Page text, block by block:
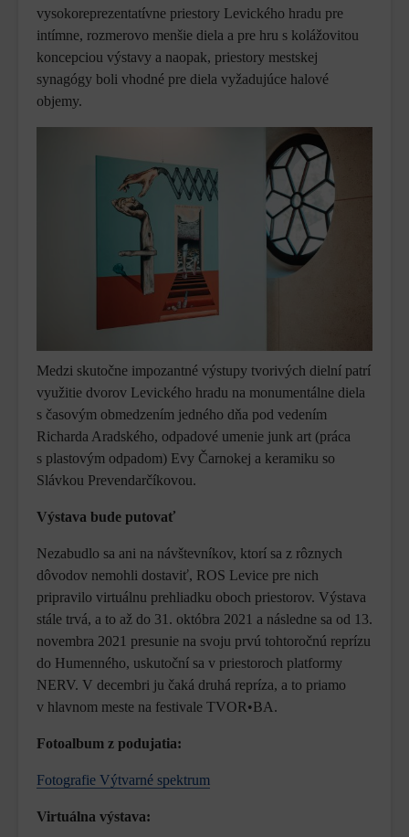
vysokoreprezentatívne priestory Levického hradu pre
intímne, rozmerovo menšie diela a pre hru s kolážovitou
koncepciou výstavy a naopak, priestory mestskej
synagógy boli vhodné pre diela vyžadujúce halové
objemy.
Medzi skutočne impozantné výstupy tvorivých dielní patrí
využitie dvorov Levického hradu na monumentálne diela
s časovým obmedzením jedného dňa pod vedením
Richarda Aradského, odpadové umenie junk art (práca
s plastovým odpadom) Evy Čarnokej a keramiku so
Slávkou Prevendarčíkovou.
Výstava bude putovať
Nezabudlo sa ani na návštevníkov, ktorí sa z rôznych
dôvodov nemohli dostaviť, ROS Levice pre nich
pripravilo virtuálnu prehliadku oboch priestorov. Výstava
stále trvá, a to až do 31. októbra 2021 a následne sa od 13.
novembra 2021 presunie na svoju prvú tohtoročnú reprízu
do Humenného, uskutoční sa v priestoroch platformy
NERV. V decembri ju čaká druhá repríza, a to priamo
v hlavnom meste na festivale TVOR•BA.
Fotoalbum z podujatia:
Fotografie Výtvarné spektrum
Virtuálna výstava: